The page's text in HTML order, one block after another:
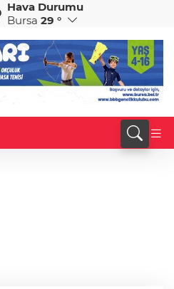
CHF
59,0083
Hava Durumu
Bursa 29 °